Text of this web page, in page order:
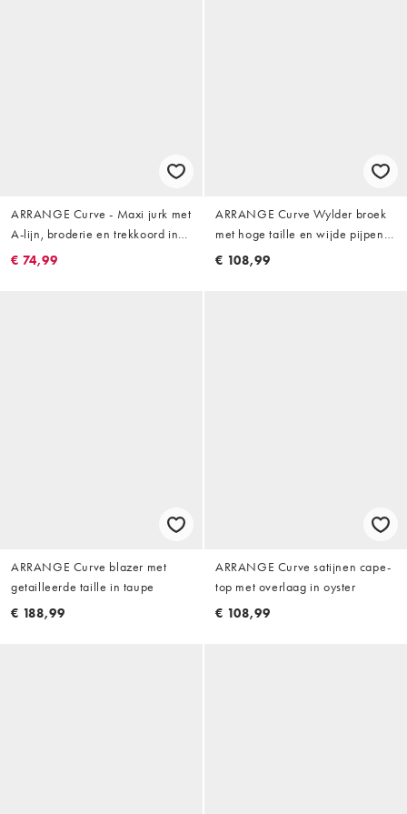
ARRANGE Curve - Maxi jurk met
A-lijn, broderie en trekkoord in
felroze
€ 74,99
ARRANGE Curve Wylder broek
met hoge taille en wijde pijpen
in stone
€ 108,99
ARRANGE Curve blazer met
getailleerde taille in taupe
€ 188,99
ARRANGE Curve satijnen cape-
top met overlaag in oyster
€ 108,99